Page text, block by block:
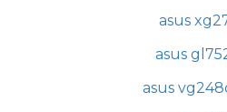
asus
asus
asus